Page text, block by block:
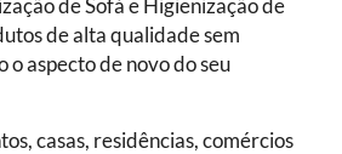
de Sofá e Higienização de
de alta qualidade sem
aspecto de novo do seu
casas, residências, comércios